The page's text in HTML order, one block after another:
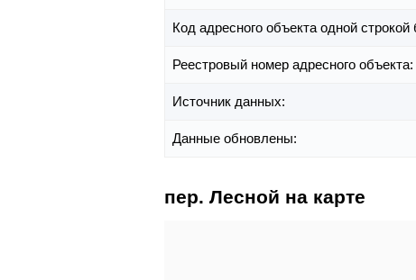
Код адресного объекта одной строкой
Реестровый номер адресного объекта:
Источник данных:
Данные обновлены:
пер. Лесной на карте